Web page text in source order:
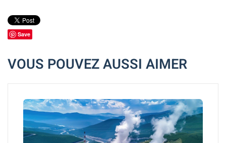
Save
VOUS POUVEZ AUSSI AIMER